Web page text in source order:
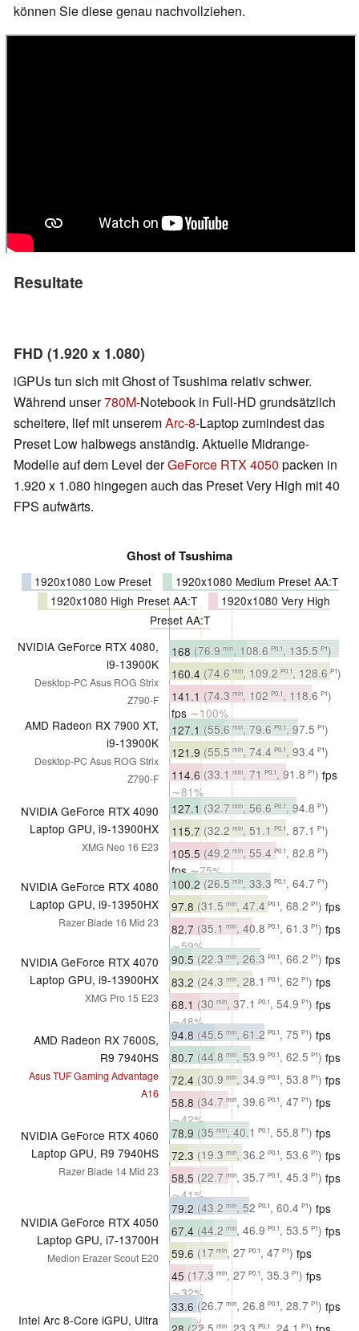
können Sie diese genau nachvollziehen.
Resultate
FHD (1.920 x 1.080)
iGPUs tun sich mit Ghost of Tsushima relativ schwer.
Während unser780M-Notebook in Full-HD grundsätzlich
scheitere, lief mit unseremArc-8-Laptop zumindest das
Preset Low halbwegs anständig. Aktuelle Midrange-
Modelle auf dem Level derGeForce RTX 4050 packen in
1.920 x 1.080 hingegen auch das Preset Very High mit 40
FPS aufwärts.
Ghost of Tsushima
1920x1080 Low Preset
1920x1080 Medium Preset AA:T
1920x1080 High Preset AA:T
1920x1080 Very High
Preset AA:T
NVIDIA GeForce RTX 4080,
i9-13900K
Desktop-PC Asus ROG Strix
Z790-F
168 (76.9 min, 108.6 P0.1, 135.5 P1)
fps ∼100%
160.4 (74.6 min, 109.2 P0.1, 128.6 P1)
fps ∼100%
141.1 (74.3 min, 102 P0.1, 118.6 P1)
fps ∼100%
AMD Radeon RX 7900 XT,
i9-13900K
Desktop-PC Asus ROG Strix
Z790-F
127.1 (55.6 min, 79.6 P0.1, 97.5 P1)
fps ∼76%
121.9 (55.5 min, 74.4 P0.1, 93.4 P1)
fps ∼76%
114.6 (33.1 min, 71 P0.1, 91.8 P1) fps
∼81%
NVIDIA GeForce RTX 4090
Laptop GPU, i9-13900HX
XMG Neo 16 E23
127.1(32.7 min, 56.6 P0.1, 94.8 P1)
fps ∼76%
115.7(32.2 min, 51.1 P0.1, 87.1 P1)
fps ∼72%
105.5 (49.2 min, 55.4 P0.1, 82.8 P1)
fps∼75%
NVIDIA GeForce RTX 4080
Laptop GPU, i9-13950HX
Razer Blade 16 Mid 23
100.2(26.5 min, 33.3 P0.1, 64.7 P1)
fps∼60%
97.8 (31.5 min, 47.4 P0.1, 68.2 P1) fps
∼61%
82.7 (35.1 min, 40.8 P0.1, 61.3 P1) fps
∼59%
NVIDIA GeForce RTX 4070
Laptop GPU, i9-13900HX
XMG Pro 15 E23
90.5(22.3 min, 26.3 P0.1, 66.2 P1) fps
∼54%
83.2(24.3 min, 28.1 P0.1, 62 P1) fps
∼52%
68.1 (30 min, 37.1 P0.1, 54.9 P1) fps
∼48%
AMD Radeon RX 7600S,
R9 7940HS
Asus TUF Gaming Advantage
A16
94.8 (45.5 min, 61.2 P0.1, 75 P1) fps
∼100%
80.7 (44.8 min, 53.9 P0.1, 62.5 P1) fps
∼48%
72.4 (30.9 min, 34.9 P0.1, 53.8 P1) fps
∼45%
58.8 (34.7 min, 39.6 P0.1, 47 P1) fps
∼42%
NVIDIA GeForce RTX 4060
Laptop GPU, R9 7940HS
Razer Blade 14 Mid 23
78.9 (35 min, 40.1 P0.1, 55.8 P1) fps
∼47%
72.3(19.3 min, 36.2 P0.1, 53.6 P1) fps
∼45%
58.5 (22.7 min, 35.7 P0.1, 45.3 P1) fps
∼41%
NVIDIA GeForce RTX 4050
Laptop GPU, i7-13700H
Medion Erazer Scout E20
79.2 (43.2 min, 52 P0.1, 60.4 P1) fps
∼84%
67.4 (44.2 min, 46.9 P0.1, 53.5 P1) fps
∼40%
59.6(17 min, 27 P0.1, 47 P1) fps
∼37%
45 (17.3 min, 27 P0.1, 35.3 P1) fps
∼32%
Intel Arc 8-Core iGPU, Ultra
33.6(26.7 min, 26.8 P0.1, 28.7 P1) fps
∼35%
min P0.1 P1